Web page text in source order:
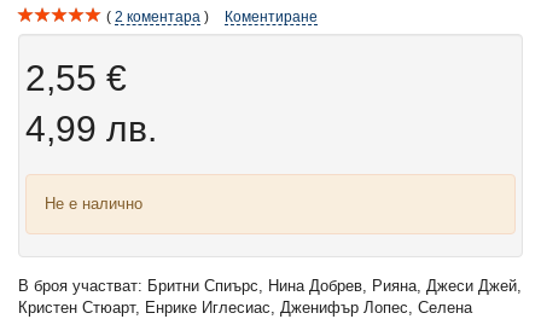
2 коментара Коментиране
2,55 €
4,99 лв.
Не е налично
В броя участват: Бритни Спиърс, Нина Добрев, Рияна, Джеси Джей,
Кристен Стюарт, Енрике Иглесиас, Дженифър Лопес, Селена